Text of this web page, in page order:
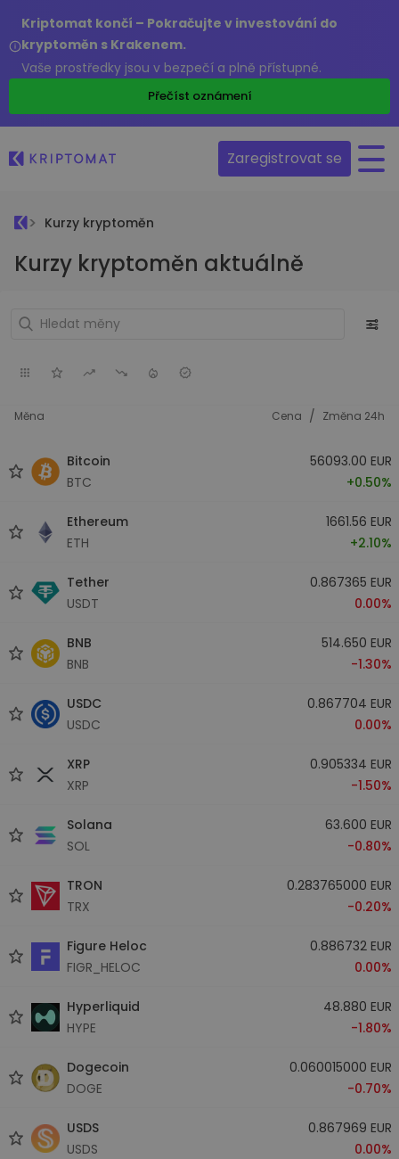
Kriptomat končí – Pokračujte v investování do
kryptoměn s Krakenem.
Vaše prostředky jsou v bezpečí a plně přístupné.
Přečíst oznámení
Zaregistrovat se
Kurzy kryptoměn
Kurzy kryptoměn aktuálně
Měna Cena / Změna 24h
Bitcoin
BTC
56093.00 EUR
+0.50%
Ethereum
ETH
1661.56 EUR
+2.10%
Tether
USDT
0.867365 EUR
0.00%
BNB
BNB
514.650 EUR
-1.30%
USDC
USDC
0.867704 EUR
0.00%
XRP
XRP
0.905334 EUR
-1.50%
Solana
SOL
63.600 EUR
-0.80%
TRON
TRX
0.283765000 EUR
-0.20%
Figure Heloc
FIGR_HELOC
0.886732 EUR
0.00%
Hyperliquid
HYPE
48.880 EUR
-1.80%
Dogecoin
DOGE
0.060015000 EUR
-0.70%
USDS
USDS
0.867969 EUR
0.00%